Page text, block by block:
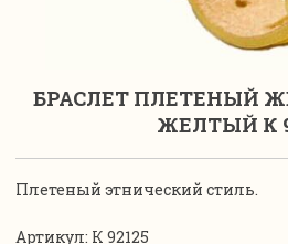
БРАСЛЕТ ПЛЕТЕНЫЙ
ЖЕЛТЫЙ К
Плетеный этнический стиль.
Артикул: К 92125